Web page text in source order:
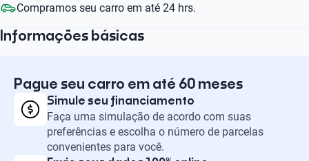
Compramos seu carro em até 24 hrs.
Informações básicas
Pague seu carro em até 60 meses
Simule seu financiamento
Faça uma simulação de acordo com suas
preferências e escolha o número de parcelas
convenientes para você.